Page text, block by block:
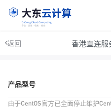
返回 香港直连服
产品型号
由于CentOS官方已全面停止维护